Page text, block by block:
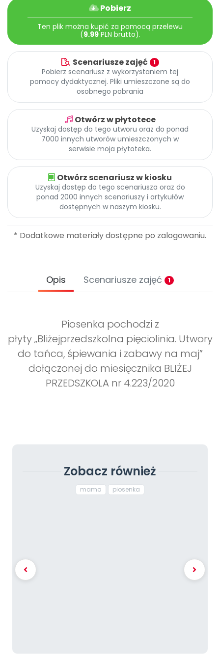
Archiwalne numery
Pomoc
Promocje
Pobierz
Ten plik można kupić za pomocą przelewu
(9.99PLN brutto).
Scenariusze zajęć 1
Pobierz scenariusz z wykorzystaniem tej
pomocy dydaktycznej. Pliki umieszczone są do
osobnego pobrania
Otwórz w płytotece
Uzyskaj dostęp do tego utworu oraz do ponad
7000 innych utworów umieszczonych w
serwisie moja płytoteka.
Otwórz scenariusz w kiosku
Uzyskaj dostęp do tego scenariusza oraz do
ponad 2000 innych scenariuszy i artykułów
dostępnych w naszym kiosku.
* Dodatkowe materiały dostępne po zalogowaniu.
Opis Scenariusze zajęć 1
Piosenka pochodzi z
płyty „Bliżejprzedszkolna pięciolinia. Utwory
do tańca, śpiewania i zabawy na maj”
dołączonej do miesięcznika BLIŻEJ
PRZEDSZKOLA nr 4.223/2020
Zobacz również
mama piosenka